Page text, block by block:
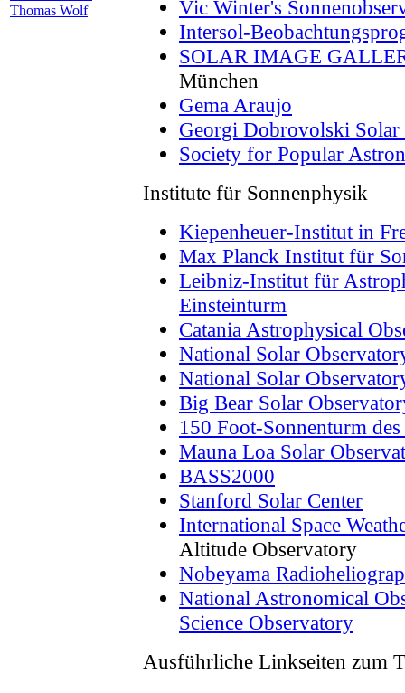
Thomas Wolf
Vic Winter's
Intersol-
SOLAR IMAGE
München
Gema Araujo
Georgi Dobrovolski
Society for Popular
Institute für Sonnenphysik
Kiepenheuer-Institut in
Max Planck Institut für
Leibniz-Institut für
Einsteinturm
Catania Astrophysical
National Solar
National Solar
Big Bear Solar
150 Foot-Sonnenturm
Mauna Loa Solar
BASS2000
Stanford Solar Center
International Space
Altitude Observatory
Nobeyama
National Astronomical
Science Observatory
Ausführliche Linkseiten zum